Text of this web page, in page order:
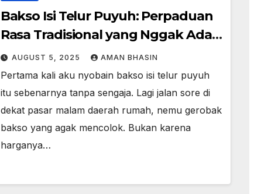
Bakso Isi Telur Puyuh: Perpaduan
Rasa Tradisional yang Nggak Ada
Lawan
AUGUST 5, 2025 AMAN BHASIN
Pertama kali aku nyobain bakso isi telur puyuh
itu sebenarnya tanpa sengaja. Lagi jalan sore di
dekat pasar malam daerah rumah, nemu gerobak
bakso yang agak mencolok. Bukan karena
harganya…